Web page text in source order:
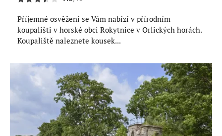
Příjemné osvěžení se Vám nabízí v přírodním
koupališti v horské obci Rokytnice v Orlických horách.
Koupaliště naleznete kousek...